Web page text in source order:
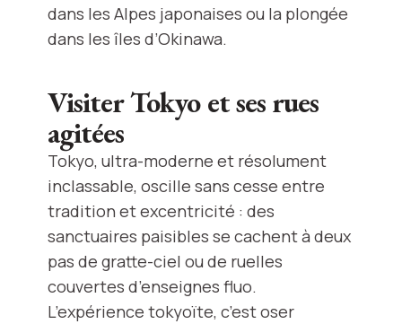
dans les Alpes japonaises ou la plongée
dans les îles d’Okinawa.
Visiter Tokyo et ses rues
agitées
Tokyo, ultra-moderne et résolument
inclassable, oscille sans cesse entre
tradition et excentricité : des
sanctuaires paisibles se cachent à deux
pas de gratte-ciel ou de ruelles
couvertes d’enseignes fluo.
L’expérience tokyoïte, c’est oser